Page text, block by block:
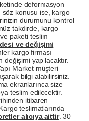
deformasyon
konusu ise, kargo
durumunu kontrol
takdirde, kargo
paketi teslim
ve değişimi
kargo firması
değişimi yapılacaktır.
Market müşteri
bilgi alabilirsiniz.
ekranlarında size
teslim edilecektir.
itibaren
teslimatlarında
alıcıya aittir. 30